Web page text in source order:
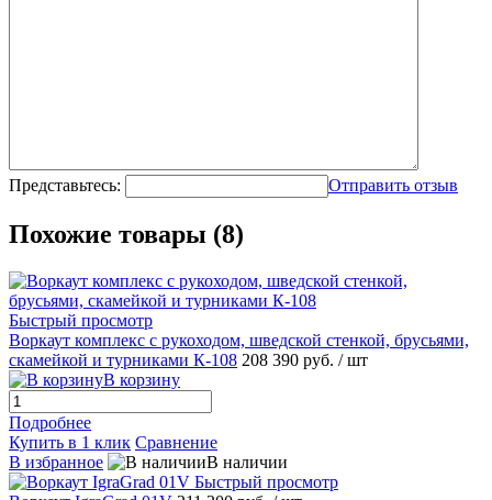
Представьтесь: Отправить отзыв
Похожие товары (8)
Быстрый просмотр
Воркаут комплекс с рукоходом, шведской стенкой, брусьями,
скамейкой и турниками К-108 208 390 руб. / шт
В корзину
Подробнее
Купить в 1 клик Сравнение
В избранное
В наличии
Быстрый просмотр